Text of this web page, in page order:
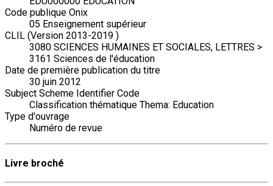
Code publique Onix
05 Enseignement supérieur
CLIL (Version 2013-2019 )
3080 SCIENCES HUMAINES ET SOCIALES, LETTRES >
3161 Sciences de l'éducation
Date de première publication du titre
30 juin 2012
Subject Scheme Identifier Code
Classification thématique Thema: Education
Type d'ouvrage
Numéro de revue
Livre broché